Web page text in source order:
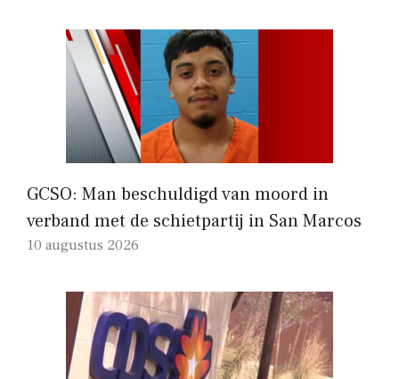
GCSO: Man beschuldigd van moord in
verband met de schietpartij in San Marcos
10 augustus 2026